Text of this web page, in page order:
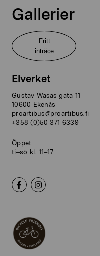
Gallerier
Fritt
inträde
Elverket
Gustav Wasas gata 11
10600 Ekenäs
proartibus@proartibus.fi
+358 (0)50 371 6339
Öppet
ti–sö kl. 11–17